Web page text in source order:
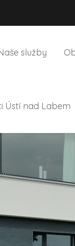
služby
Ústí nad Labem